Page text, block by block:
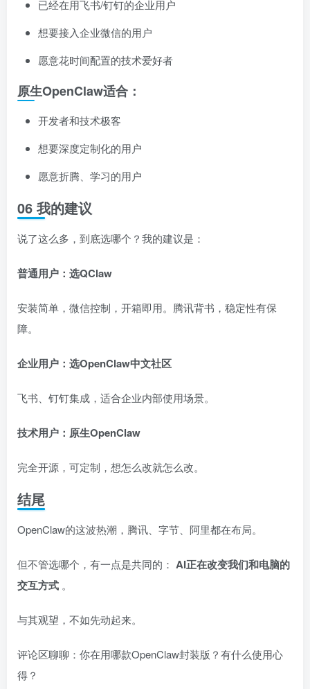
已经在用飞书/钉钉的企业用户
想要接入企业微信的用户
愿意花时间配置的技术爱好者
原生OpenClaw适合：
开发者和技术极客
想要深度定制化的用户
愿意折腾、学习的用户
06 我的建议
说了这么多，到底选哪个？我的建议是：
普通用户：选QClaw
安装简单，微信控制，开箱即用。腾讯背书，稳定性有保
障。
企业用户：选OpenClaw中文社区
飞书、钉钉集成，适合企业内部使用场景。
技术用户：原生OpenClaw
完全开源，可定制，想怎么改就怎么改。
结尾
OpenClaw的这波热潮，腾讯、字节、阿里都在布局。
但不管选哪个，有一点是共同的： AI正在改变我们和电脑的
交互方式 。
与其观望，不如先动起来。
评论区聊聊：你在用哪款OpenClaw封装版？有什么使用心
得？